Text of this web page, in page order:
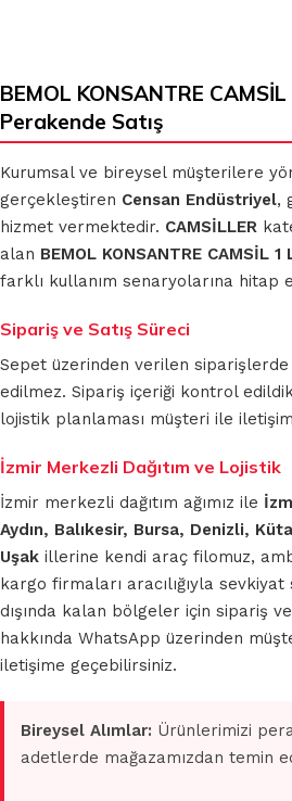
BEMOL KONSANTRE
Perakende Satış
Kurumsal ve bireysel müşterilere
gerçekleştiren Censan Endüstriyel,
hizmet vermektedir. CAMSİLLER
alan BEMOL KONSANTRE CAMSİL 1
farklı kullanım senaryolarına hitap
Sipariş ve Satış Süreci
Sepet üzerinden verilen
edilmez. Sipariş içeriği kontrol
lojistik planlaması müşteri ile
İzmir Merkezli Dağıtım ve Lojistik
İzmir merkezli dağıtım ağımız ile
Aydın, Balıkesir, Bursa, Denizli,
Uşak illerine kendi araç filomuz,
kargo firmaları aracılığıyla
dışında kalan bölgeler için sipariş
hakkında WhatsApp üzerinden
iletişime geçebilirsiniz.
Bireysel Alımlar: Ürünlerimizi
adetlerde mağazamızdan temin